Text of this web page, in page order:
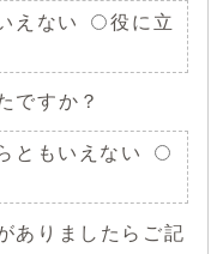
えない
役に立
ですか？
ともいえない
ありましたらご記